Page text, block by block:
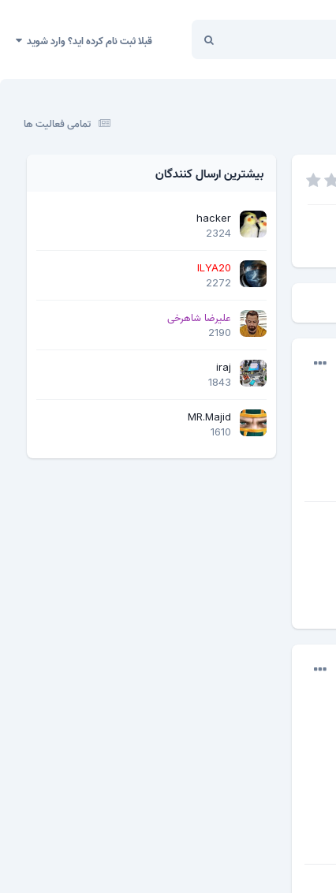
قبلا ثبت نام کرده اید؟ وارد شوید
تمامی فعالیت ها
بیشترین ارسال کنندگان
hacker
2324
ILYA20
2272
علیرضا شاهرخی
2190
iraj
1843
MR.Majid
1610